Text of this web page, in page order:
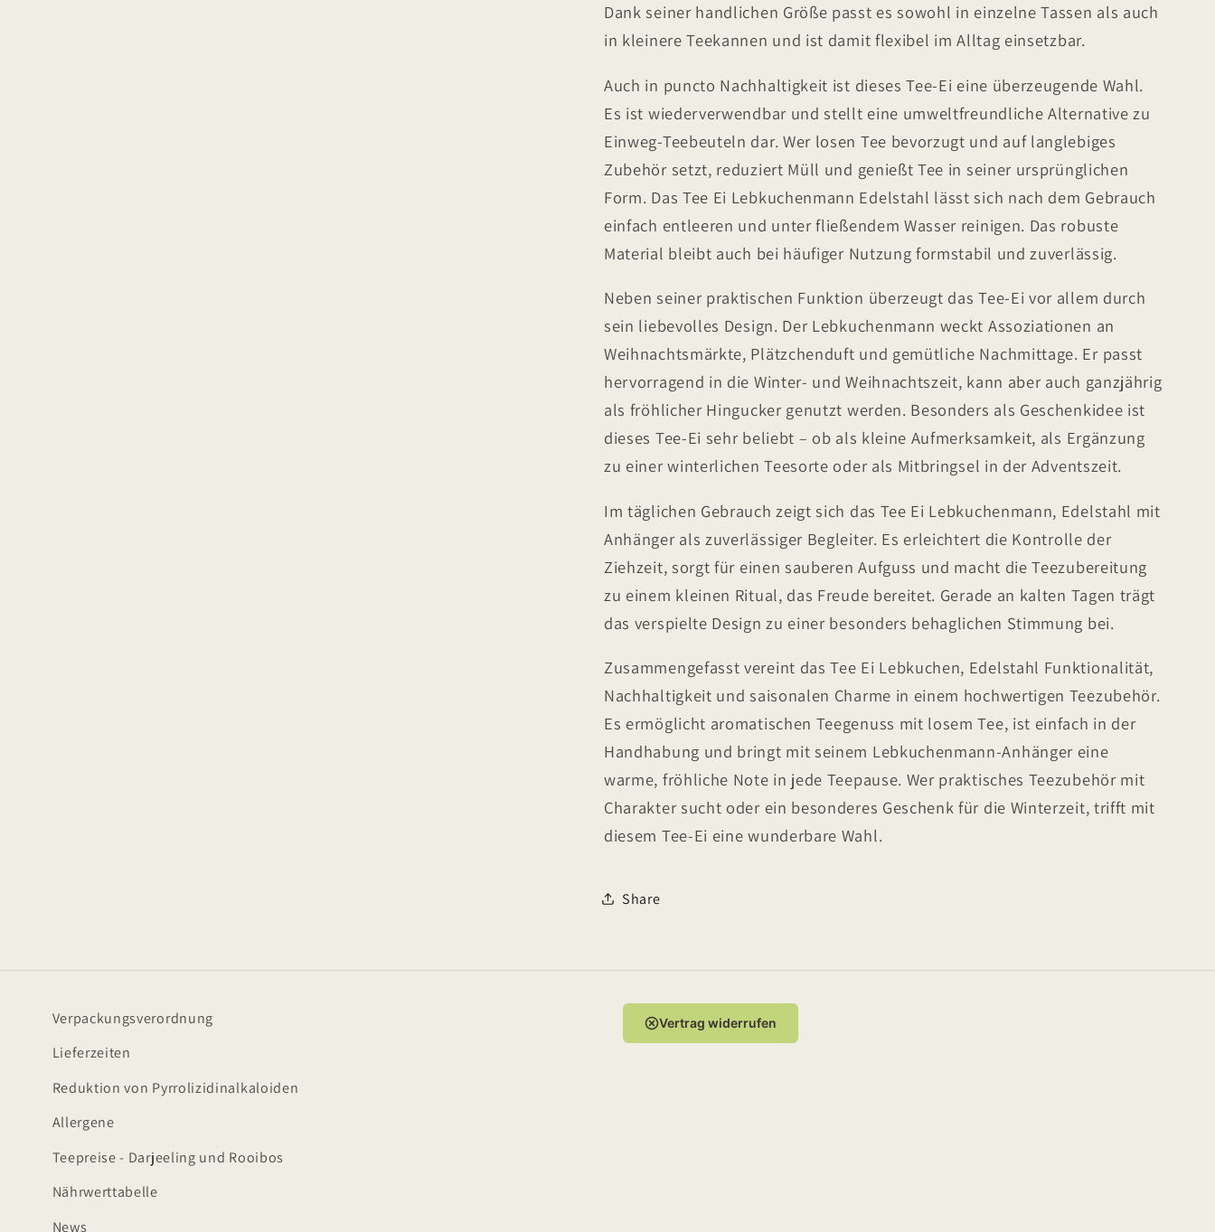
Dank seiner handlichen Größe passt es sowohl in einzelne Tassen als auch
in kleinere Teekannen und ist damit flexibel im Alltag einsetzbar.
Auch in puncto Nachhaltigkeit ist dieses Tee-Ei eine überzeugende Wahl.
Es ist wiederverwendbar und stellt eine umweltfreundliche Alternative zu
Einweg-Teebeuteln dar. Wer losen Tee bevorzugt und auf langlebiges
Zubehör setzt, reduziert Müll und genießt Tee in seiner ursprünglichen
Form. Das Tee Ei Lebkuchenmann Edelstahl lässt sich nach dem Gebrauch
einfach entleeren und unter fließendem Wasser reinigen. Das robuste
Material bleibt auch bei häufiger Nutzung formstabil und zuverlässig.
Neben seiner praktischen Funktion überzeugt das Tee-Ei vor allem durch
sein liebevolles Design. Der Lebkuchenmann weckt Assoziationen an
Weihnachtsmärkte, Plätzchenduft und gemütliche Nachmittage. Er passt
hervorragend in die Winter- und Weihnachtszeit, kann aber auch ganzjährig
als fröhlicher Hingucker genutzt werden. Besonders als Geschenkidee ist
dieses Tee-Ei sehr beliebt – ob als kleine Aufmerksamkeit, als Ergänzung
zu einer winterlichen Teesorte oder als Mitbringsel in der Adventszeit.
Im täglichen Gebrauch zeigt sich das Tee Ei Lebkuchenmann, Edelstahl mit
Anhänger als zuverlässiger Begleiter. Es erleichtert die Kontrolle der
Ziehzeit, sorgt für einen sauberen Aufguss und macht die Teezubereitung
zu einem kleinen Ritual, das Freude bereitet. Gerade an kalten Tagen trägt
das verspielte Design zu einer besonders behaglichen Stimmung bei.
Zusammengefasst vereint das Tee Ei Lebkuchen, Edelstahl Funktionalität,
Nachhaltigkeit und saisonalen Charme in einem hochwertigen Teezubehör.
Es ermöglicht aromatischen Teegenuss mit losem Tee, ist einfach in der
Handhabung und bringt mit seinem Lebkuchenmann-Anhänger eine
warme, fröhliche Note in jede Teepause. Wer praktisches Teezubehör mit
Charakter sucht oder ein besonderes Geschenk für die Winterzeit, trifft mit
diesem Tee-Ei eine wunderbare Wahl.
Share
Verpackungsverordnung
Lieferzeiten
Reduktion von Pyrrolizidinalkaloiden
Allergene
Teepreise - Darjeeling und Rooibos
Nährwerttabelle
News
Vertrag widerrufen